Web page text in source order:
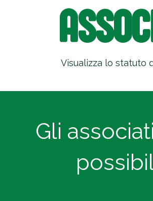
Visualizza lo statuto
Gli